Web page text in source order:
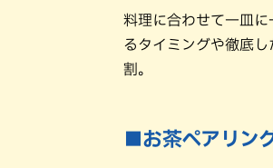
料理に合わせて一皿
るタイミングや徹底
割。
■お茶ペアリン